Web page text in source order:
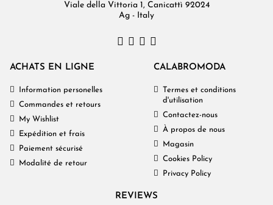
Viale della Vittoria 1, Canicattì 92024
Ag - Italy
ACHATS EN LIGNE
Information personelles
Commandes et retours
My Wishlist
Expédition et frais
Paiement sécurisé
Modalité de retour
CALABROMODA
Termes et conditions
d'utilisation
Contactez-nous
À propos de nous
Magasin
Cookies Policy
Privacy Policy
REVIEWS